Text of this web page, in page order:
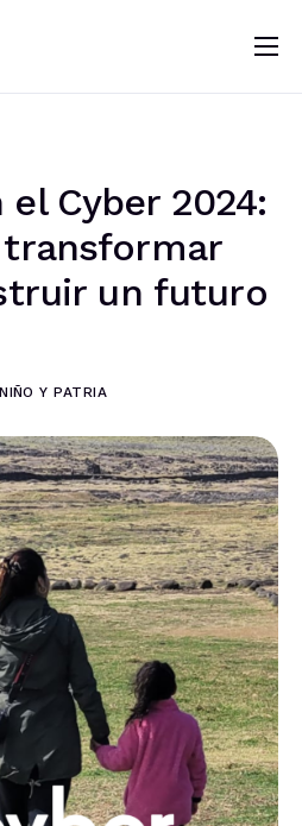
Cyber 2024:
transformar
un futuro
Y PATRIA